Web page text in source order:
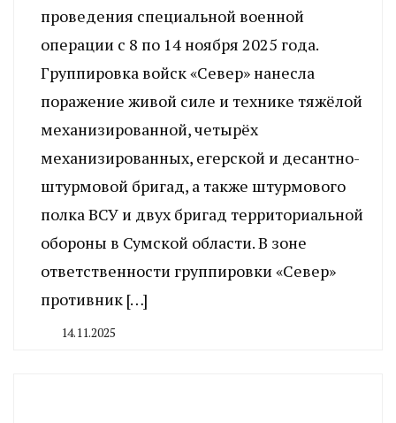
проведения специальной военной
операции с 8 по 14 ноября 2025 года.
Группировка войск «Север» нанесла
поражение живой силе и технике тяжёлой
механизированной, четырёх
механизированных, егерской и десантно-
штурмовой бригад, а также штурмового
полка ВСУ и двух бригад территориальной
обороны в Сумской области. В зоне
ответственности группировки «Север»
противник […]
14.11.2025